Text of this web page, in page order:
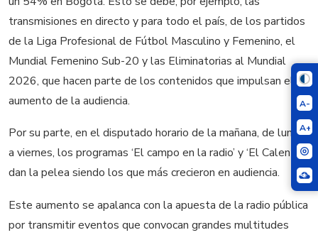
A-
A+
transmisiones en directo y para todo el país, de los partidos
de la Liga Profesional de Fútbol Masculino y Femenino, el
Mundial Femenino Sub-20 y las Eliminatorias al Mundial
2026, que hacen parte de los contenidos que impulsan el
aumento de la audiencia.
Por su parte, en el disputado horario de la mañana, de lunes
a viernes, los programas ‘El campo en la radio’ y ‘El Calentao’
dan la pelea siendo los que más crecieron en audiencia.
Este aumento se apalanca con la apuesta de la radio pública
por transmitir eventos que convocan grandes multitudes